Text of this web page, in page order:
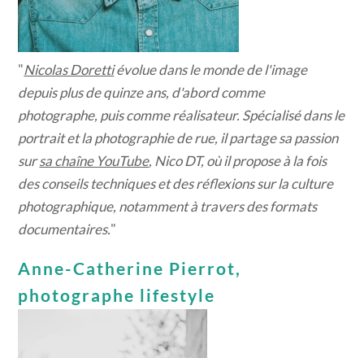
"Nicolas Dorettiévolue dans le monde de l'image
depuis plus de quinze ans, d'abord comme
photographe, puis comme réalisateur. Spécialisé dans le
portrait et la photographie de rue, il partage sa passion
sursa chaîne YouTube, Nico DT, où il propose à la fois
des conseils techniques et des réflexions sur la culture
photographique, notamment à travers des formats
documentaires."
Anne-Catherine Pierrot,
photographe lifestyle